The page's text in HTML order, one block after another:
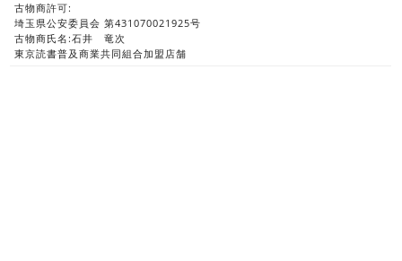
古物商許可:
埼玉県公安委員会 第431070021925号
古物商氏名:石井 竜次
東京読書普及商業共同組合加盟店舗